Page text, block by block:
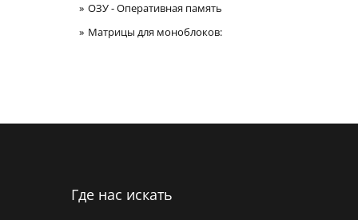
ОЗУ - Оперативная память
Матрицы для моноблоков:
Где нас искать